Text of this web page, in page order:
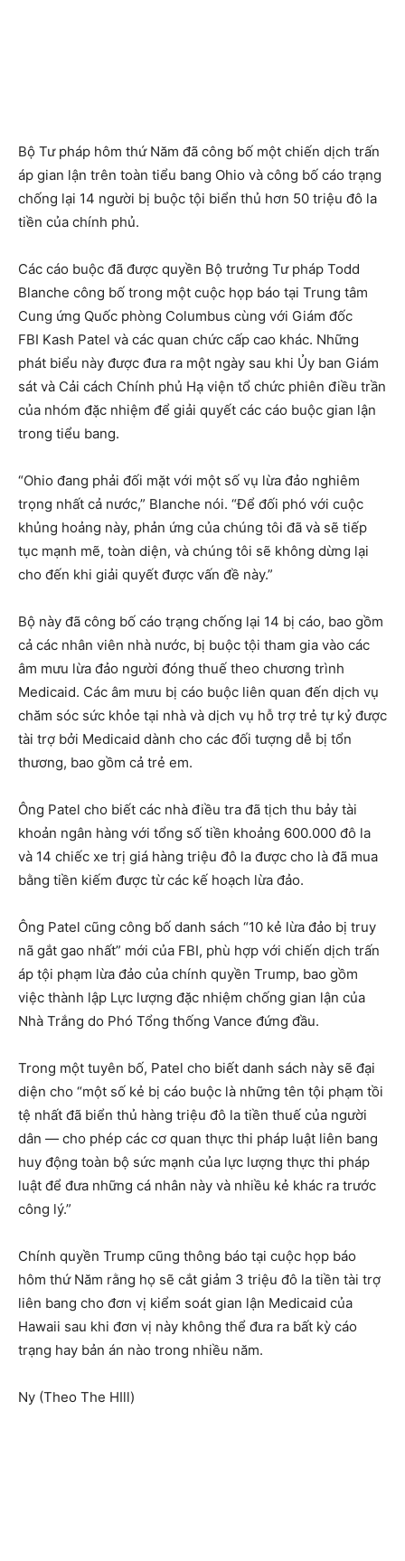
Bộ Tư pháp hôm thứ Năm đã công bố một chiến dịch trấn
áp gian lận trên toàn tiểu bang Ohio và công bố cáo trạng
chống lại 14 người bị buộc tội biển thủ hơn 50 triệu đô la
tiền của chính phủ.
Các cáo buộc đã được quyền Bộ trưởng Tư pháp Todd
Blanche công bố trong một cuộc họp báo tại Trung tâm
Cung ứng Quốc phòng Columbus cùng với Giám đốc
FBI Kash Patel và các quan chức cấp cao khác. Những
phát biểu này được đưa ra một ngày sau khi Ủy ban Giám
sát và Cải cách Chính phủ Hạ viện tổ chức phiên điều trần
của nhóm đặc nhiệm để giải quyết các cáo buộc gian lận
trong tiểu bang.
“Ohio đang phải đối mặt với một số vụ lừa đảo nghiêm
trọng nhất cả nước,” Blanche nói. “Để đối phó với cuộc
khủng hoảng này, phản ứng của chúng tôi đã và sẽ tiếp
tục mạnh mẽ, toàn diện, và chúng tôi sẽ không dừng lại
cho đến khi giải quyết được vấn đề này.”
Bộ này đã công bố cáo trạng chống lại 14 bị cáo, bao gồm
cả các nhân viên nhà nước, bị buộc tội tham gia vào các
âm mưu lừa đảo người đóng thuế theo chương trình
Medicaid. Các âm mưu bị cáo buộc liên quan đến dịch vụ
chăm sóc sức khỏe tại nhà và dịch vụ hỗ trợ trẻ tự kỷ được
tài trợ bởi Medicaid dành cho các đối tượng dễ bị tổn
thương, bao gồm cả trẻ em.
Ông Patel cho biết các nhà điều tra đã tịch thu bảy tài
khoản ngân hàng với tổng số tiền khoảng 600.000 đô la
và 14 chiếc xe trị giá hàng triệu đô la được cho là đã mua
bằng tiền kiếm được từ các kế hoạch lừa đảo.
Ông Patel cũng công bố danh sách “10 kẻ lừa đảo bị truy
nã gắt gao nhất” mới của FBI, phù hợp với chiến dịch trấn
áp tội phạm lừa đảo của chính quyền Trump, bao gồm
việc thành lập Lực lượng đặc nhiệm chống gian lận của
Nhà Trắng do Phó Tổng thống Vance đứng đầu.
Trong một tuyên bố, Patel cho biết danh sách này sẽ đại
diện cho “một số kẻ bị cáo buộc là những tên tội phạm tồi
tệ nhất đã biển thủ hàng triệu đô la tiền thuế của người
dân — cho phép các cơ quan thực thi pháp luật liên bang
huy động toàn bộ sức mạnh của lực lượng thực thi pháp
luật để đưa những cá nhân này và nhiều kẻ khác ra trước
công lý.”
Chính quyền Trump cũng thông báo tại cuộc họp báo
hôm thứ Năm rằng họ sẽ cắt giảm 3 triệu đô la tiền tài trợ
liên bang cho đơn vị kiểm soát gian lận Medicaid của
Hawaii sau khi đơn vị này không thể đưa ra bất kỳ cáo
trạng hay bản án nào trong nhiều năm.
Ny (Theo The HIll)